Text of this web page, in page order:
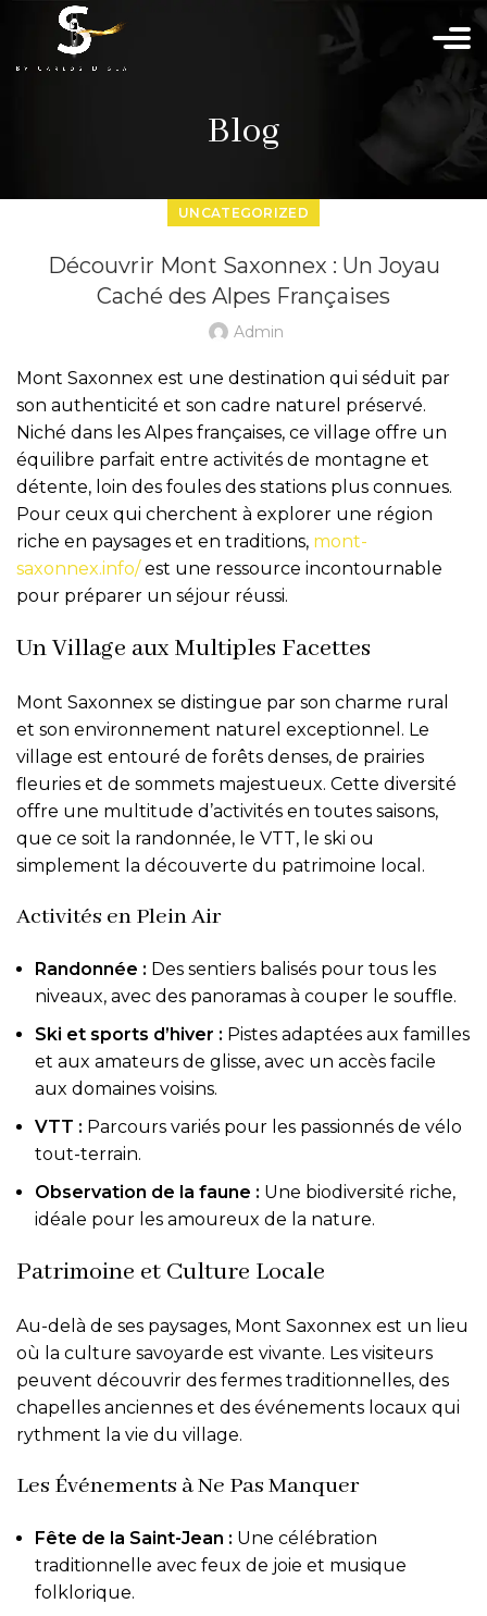
Blog
UNCATEGORIZED
Découvrir Mont Saxonnex : Un Joyau
Caché des Alpes Françaises
Admin
Mont Saxonnex est une destination qui séduit par
son authenticité et son cadre naturel préservé.
Niché dans les Alpes françaises, ce village offre un
équilibre parfait entre activités de montagne et
détente, loin des foules des stations plus connues.
Pour ceux qui cherchent à explorer une région
riche en paysages et en traditions, mont-
saxonnex.info/ est une ressource incontournable
pour préparer un séjour réussi.
Un Village aux Multiples Facettes
Mont Saxonnex se distingue par son charme rural
et son environnement naturel exceptionnel. Le
village est entouré de forêts denses, de prairies
fleuries et de sommets majestueux. Cette diversité
offre une multitude d’activités en toutes saisons,
que ce soit la randonnée, le VTT, le ski ou
simplement la découverte du patrimoine local.
Activités en Plein Air
Randonnée : Des sentiers balisés pour tous les
niveaux, avec des panoramas à couper le souffle.
Ski et sports d’hiver : Pistes adaptées aux familles
et aux amateurs de glisse, avec un accès facile
aux domaines voisins.
VTT : Parcours variés pour les passionnés de vélo
tout-terrain.
Observation de la faune : Une biodiversité riche,
idéale pour les amoureux de la nature.
Patrimoine et Culture Locale
Au-delà de ses paysages, Mont Saxonnex est un lieu
où la culture savoyarde est vivante. Les visiteurs
peuvent découvrir des fermes traditionnelles, des
chapelles anciennes et des événements locaux qui
rythment la vie du village.
Les Événements à Ne Pas Manquer
Fête de la Saint-Jean : Une célébration
traditionnelle avec feux de joie et musique
folklorique.